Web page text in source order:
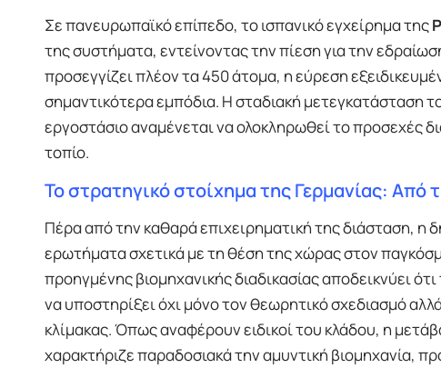
Σε πανευρωπαϊκό επίπεδο, το ισπανικό εγχείρημα της
της συστήματα, εντείνοντας την πίεση για την
προσεγγίζει πλέον τα 450 άτομα, η εύρεση
σημαντικότερα εμπόδια. Η σταδιακή μετεγκατάσταση
εργοστάσιο αναμένεται να ολοκληρωθεί το προσεχές
τοπίο.
Το στρατηγικό στοίχημα της Γερμανίας: Από
Πέρα από την καθαρά επιχειρηματική της διάσταση, η
ερωτήματα σχετικά με τη θέση της χώρας στον
προηγμένης βιομηχανικής διαδικασίας αποδεικνύει
να υποστηρίξει όχι μόνο τον θεωρητικό σχεδιασμό
κλίμακας. Όπως αναφέρουν ειδικοί του κλάδου, η
χαρακτήριζε παραδοσιακά την αμυντική βιομηχανία,